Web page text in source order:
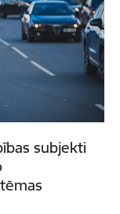
subjekti